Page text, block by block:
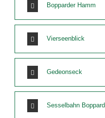
Bopparder Hamm
Vierseenblick
Gedeonseck
Sesselbahn Boppard